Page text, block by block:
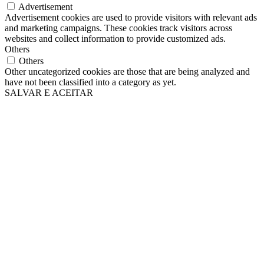
Advertisement
Advertisement cookies are used to provide visitors with relevant ads
and marketing campaigns. These cookies track visitors across
websites and collect information to provide customized ads.
Others
Others
Other uncategorized cookies are those that are being analyzed and
have not been classified into a category as yet.
SALVAR E ACEITAR